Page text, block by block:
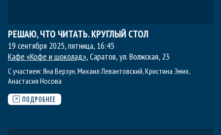
РЕШАЮ, ЧТО ЧИТАТЬ. КРУГЛЫЙ СТОЛ
19 сентября 2025, пятница, 16:45
Кафе «Кофе и шоколад», Саратов, ул. Волжская, 23
С участием: Яна Верзун,Михаил Левантовский,Кристина Эмих,
Анастасия Носова
ПОДРОБНЕЕ